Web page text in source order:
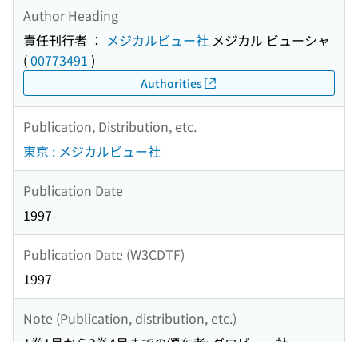
Author Heading
責任刊行者 ： メジカルビュー社 メジカル ビューシャ
(00773491 )
Authorities
Publication, Distribution, etc.
東京 : メジカルビュー社
Publication Date
1997-
Publication Date (W3CDTF)
1997
Note (Publication, distribution, etc.)